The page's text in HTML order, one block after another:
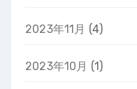
2023年11月 (4)
2023年10月 (1)